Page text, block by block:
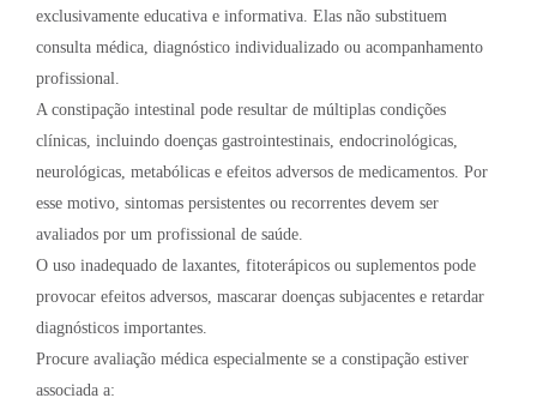
exclusivamente educativa e informativa. Elas não substituem
consulta médica, diagnóstico individualizado ou acompanhamento
profissional.
A constipação intestinal pode resultar de múltiplas condições
clínicas, incluindo doenças gastrointestinais, endocrinológicas,
neurológicas, metabólicas e efeitos adversos de medicamentos. Por
esse motivo, sintomas persistentes ou recorrentes devem ser
avaliados por um profissional de saúde.
O uso inadequado de laxantes, fitoterápicos ou suplementos pode
provocar efeitos adversos, mascarar doenças subjacentes e retardar
diagnósticos importantes.
Procure avaliação médica especialmente se a constipação estiver
associada a: